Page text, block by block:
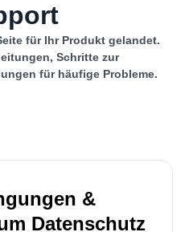
für Ihr Produkt gelandet.
Schritte zur
für häufige Probleme.
&
Datenschutz